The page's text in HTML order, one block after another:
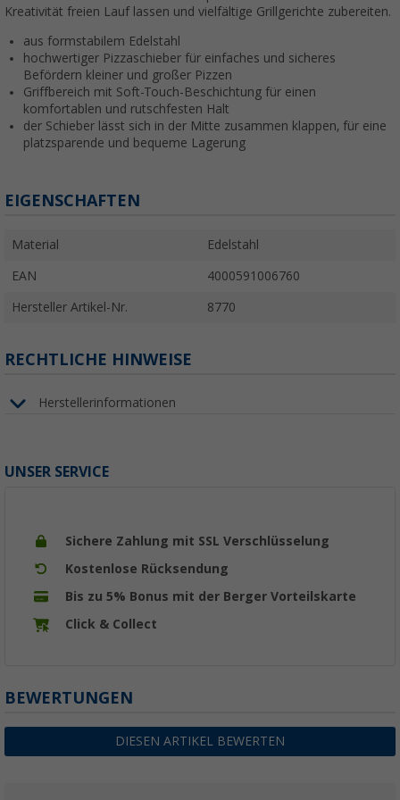
Kreativität freien Lauf lassen und vielfältige Grillgerichte zubereiten.
aus formstabilem Edelstahl
hochwertiger Pizzaschieber für einfaches und sicheres
Befördern kleiner und großer Pizzen
Griffbereich mit Soft-Touch-Beschichtung für einen
komfortablen und rutschfesten Halt
der Schieber lässt sich in der Mitte zusammen klappen, für eine
platzsparende und bequeme Lagerung
EIGENSCHAFTEN
Material Edelstahl
EAN 4000591006760
Hersteller Artikel-Nr. 8770
RECHTLICHE HINWEISE
Herstellerinformationen
UNSER SERVICE
Sichere Zahlung mit SSL Verschlüsselung
Kostenlose Rücksendung
Bis zu 5% Bonus mit der Berger Vorteilskarte
Click & Collect
BEWERTUNGEN
DIESEN ARTIKEL BEWERTEN